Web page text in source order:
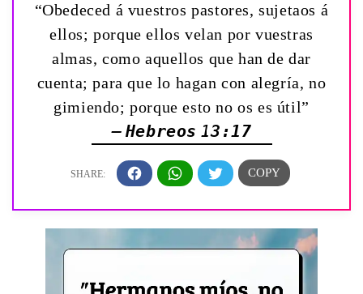
“Obedeced á vuestros pastores, sujetaos á
ellos; porque ellos velan por vuestras
almas, como aquellos que han de dar
cuenta; para que lo hagan con alegría, no
gimiendo; porque esto no os es útil”
— Hebreos 13:17